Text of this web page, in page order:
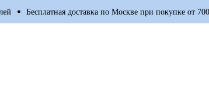
Бесплатная доставка по Москве при покупке от 7000р.